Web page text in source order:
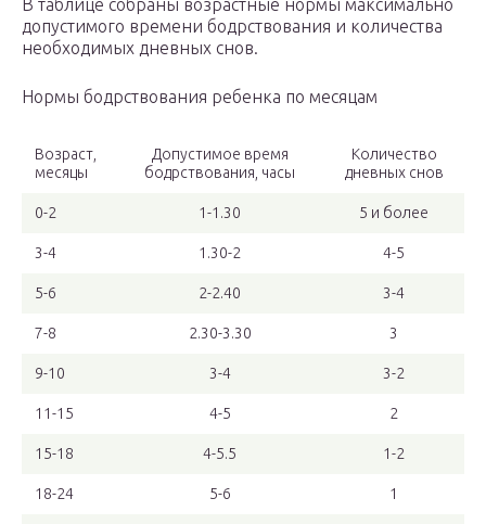
В таблице собраны возрастные нормы максимально
допустимого времени бодрствования и количества
необходимых дневных снов.
Нормы бодрствования ребенка по месяцам
Возраст,
месяцы
Допустимое время
бодрствования, часы
Количество
дневных снов
0-2 1-1.30 5 и более
3-4 1.30-2 4-5
5-6 2-2.40 3-4
7-8 2.30-3.30 3
9-10 3-4 3-2
11-15 4-5 2
15-18 4-5.5 1-2
18-24 5-6 1